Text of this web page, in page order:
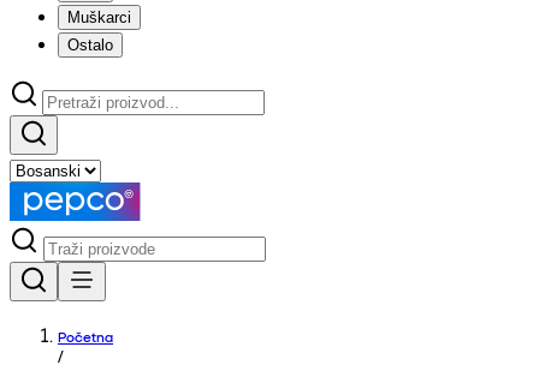
Muškarci
Ostalo
Početna
/